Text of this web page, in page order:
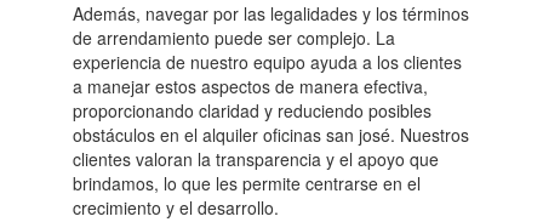
Además, navegar por las legalidades y los términos
de arrendamiento puede ser complejo. La
experiencia de nuestro equipo ayuda a los clientes
a manejar estos aspectos de manera efectiva,
proporcionando claridad y reduciendo posibles
obstáculos en el alquiler oficinas san josé. Nuestros
clientes valoran la transparencia y el apoyo que
brindamos, lo que les permite centrarse en el
crecimiento y el desarrollo.